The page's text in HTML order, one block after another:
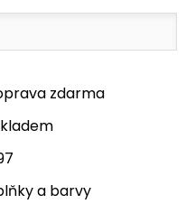
zdarma
a barvy